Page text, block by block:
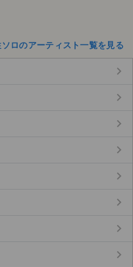
ソロのアーティスト一覧を見る
keyboard_arrow_right
keyboard_arrow_right
keyboard_arrow_right
keyboard_arrow_right
keyboard_arrow_right
keyboard_arrow_right
keyboard_arrow_right
keyboard_arrow_right